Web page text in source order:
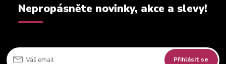
Nepropásněte novinky, akce a slevy!
Přihlásit se